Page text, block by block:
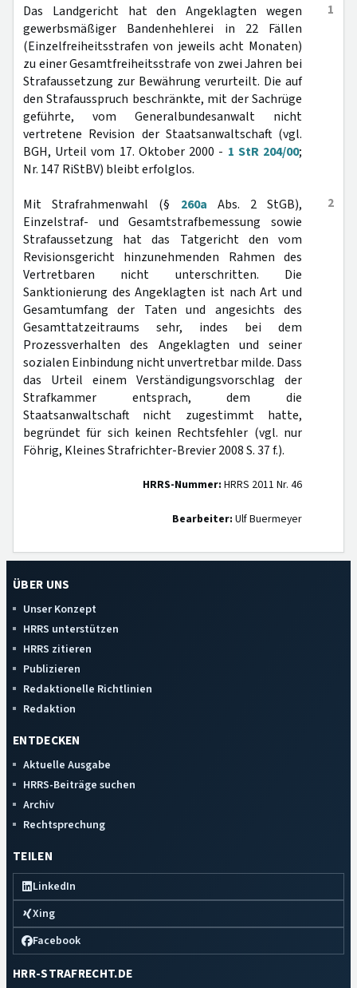
1
Das Landgericht hat den Angeklagten wegen
gewerbsmäßiger Bandenhehlerei in 22 Fällen
(Einzelfreiheitsstrafen von jeweils acht Monaten)
zu einer Gesamtfreiheitsstrafe von zwei Jahren bei
Strafaussetzung zur Bewährung verurteilt. Die auf
den Strafausspruch beschränkte, mit der Sachrüge
geführte, vom Generalbundesanwalt nicht
vertretene Revision der Staatsanwaltschaft (vgl.
BGH, Urteil vom 17. Oktober 2000 - 1 StR 204/00;
Nr. 147 RiStBV) bleibt erfolglos.
2
Mit Strafrahmenwahl (§ 260a Abs. 2 StGB),
Einzelstraf- und Gesamtstrafbemessung sowie
Strafaussetzung hat das Tatgericht den vom
Revisionsgericht hinzunehmenden Rahmen des
Vertretbaren nicht unterschritten. Die
Sanktionierung des Angeklagten ist nach Art und
Gesamtumfang der Taten und angesichts des
Gesamttatzeitraums sehr, indes bei dem
Prozessverhalten des Angeklagten und seiner
sozialen Einbindung nicht unvertretbar milde. Dass
das Urteil einem Verständigungsvorschlag der
Strafkammer entsprach, dem die
Staatsanwaltschaft nicht zugestimmt hatte,
begründet für sich keinen Rechtsfehler (vgl. nur
Föhrig, Kleines Strafrichter-Brevier 2008 S. 37 f.).
HRRS-Nummer: HRRS 2011 Nr. 46
Bearbeiter: Ulf Buermeyer
ÜBER UNS
Unser Konzept
HRRS unterstützen
HRRS zitieren
Publizieren
Redaktionelle Richtlinien
Redaktion
ENTDECKEN
Aktuelle Ausgabe
HRRS-Beiträge suchen
Archiv
Rechtsprechung
TEILEN
LinkedIn
Xing
Facebook
HRR-STRAFRECHT.DE